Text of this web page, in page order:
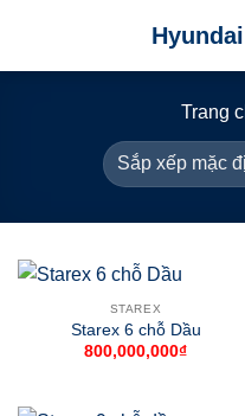
content
Trang
STAREX
Starex 6 chỗ Dầu
800,000,000₫